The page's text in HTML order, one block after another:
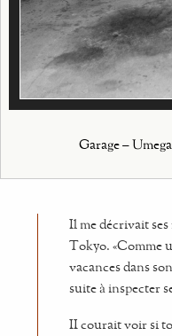
Garage –
Il me décrivait
Tokyo. «Comme
vacances dans
suite à inspecter
II courait voir si